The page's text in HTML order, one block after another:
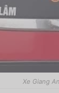
Xe Giang